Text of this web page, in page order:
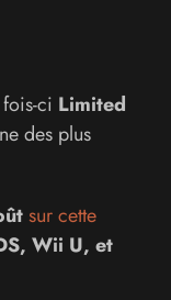
ci Limited
des plus
sur cette
Wii U, et